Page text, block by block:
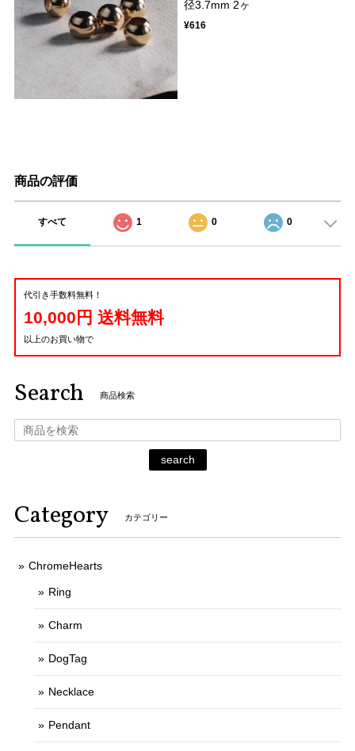
径3.7mm 2ヶ
¥616
商品の評価
すべて 1 0 0
代引き手数料無料！
10,000円 送料無料
以上のお買い物で
Search 商品検索
search
Category カテゴリー
ChromeHearts
Ring
Charm
DogTag
Necklace
Pendant